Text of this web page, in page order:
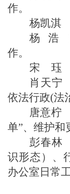
作。
杨凯淇
杨
浩
作。
宋
珏
肖天宁
依法行政(法
唐意柠
单”、维护和
彭春林
识形态）、
办公室日常工